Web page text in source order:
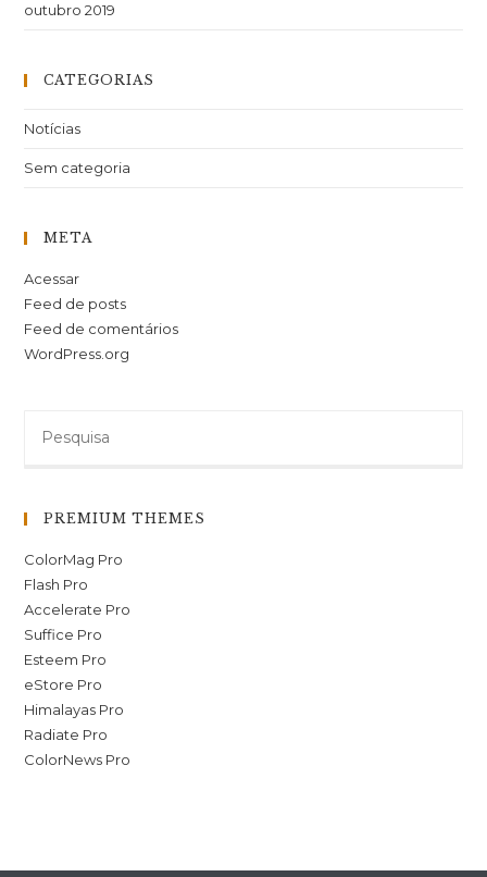
outubro 2019
CATEGORIAS
Notícias
Sem categoria
META
Acessar
Feed de posts
Feed de comentários
WordPress.org
PREMIUM THEMES
ColorMag Pro
Flash Pro
Accelerate Pro
Suffice Pro
Esteem Pro
eStore Pro
Himalayas Pro
Radiate Pro
ColorNews Pro